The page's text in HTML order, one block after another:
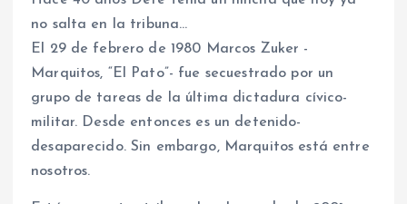
no salta en la tribuna…
El 29 de febrero de 1980 Marcos Zuker -
Marquitos, “El Pato”- fue secuestrado por un
grupo de tareas de la última dictadura cívico-
militar. Desde entonces es un detenido-
desaparecido. Sin embargo, Marquitos está entre
nosotros.